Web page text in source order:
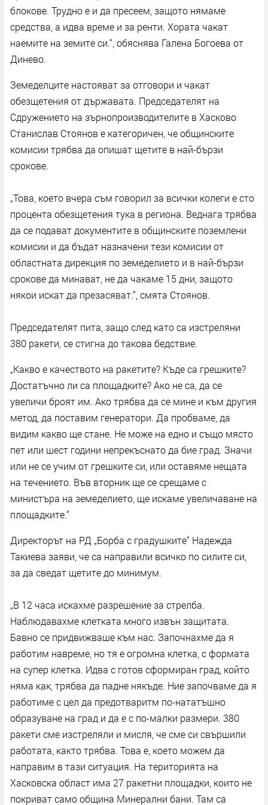
блокове. Трудно е и да пресеем, защото нямаме
средства, а идва време и за ренти. Хората чакат
наемите на земите си.“, обяснява Галена Богоева от
Динево.
Земеделците настояват за отговори и чакат
обезщетения от държавата. Председателят на
Сдружението на зърнопроизводителите в Хасково
Станислав Стоянов е категоричен, че общинските
комисии трябва да опишат щетите в най-бързи
срокове.
„Това, което вчера съм говорил за всички колеги е сто
процента обезщетения тука в региона. Веднага трябва
да се подават документите в общинските поземлени
комисии и да бъдат назначени тези комисии от
областната дирекция по земеделието и в най-бързи
срокове да минават, не да чакаме 15 дни, защото
някои искат да презасяват.“, смята Стоянов.
Председателят пита, защо след като са изстреляни
380 ракети, се стигна до такова бедствие.
„Какво е качеството на ракетите? Къде са грешките?
Достатъчно ли са площадките? Ако не са, да се
увеличи броят им. Ако трябва да се мине и към другия
метод, да поставим генератори. Да пробваме, да
видим какво ще стане. Не може на едно и също място
пет или шест години непрекъснато да бие град. Значи
или не се учим от грешките си, или оставяме нещата
на течението. Във вторник ще се срещаме с
министъра на земеделието, ще искаме увеличаване на
площадките.“
Директорът на РД „Борба с градушките“ Надежда
Такиева заяви, че са направили всичко по силите си,
за да сведат щетите до минимум.
„В 12 часа искахме разрешение за стрелба.
Наблюдавахме клетката много извън защитата.
Бавно се придвижваше към нас. Започнахме да я
работим навреме, но тя е огромна клетка, с формата
на супер клетка. Идва с готов сформиран град, който
няма как, трябва да падне някъде. Ние започваме да я
работиме с цел да предотваритм по-нататъшно
образуване на град и да е с по-малки размери. 380
ракети сме изстреляли и мисля, че сме си свършили
работата, както трябва. Това е, което можем да
направим в тази ситуация. На територията на
Хасковска област има 27 ракетни площадки, които не
покриват само община Минерални бани. Там са